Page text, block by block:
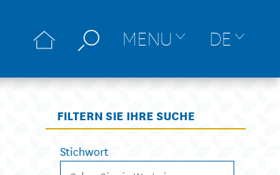
MENU DE
FILTERN SIE IHRE SUCHE
Stichwort